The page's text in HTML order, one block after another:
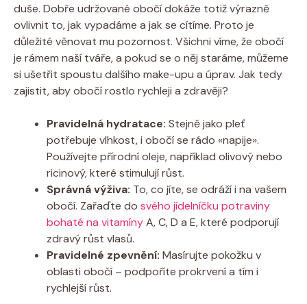
duše. Dobře udržované obočí dokáže totiž výrazně
ovlivnit to, jak vypadáme a jak se cítíme. Proto je
důležité věnovat mu pozornost. Všichni víme, že obočí
je rámem naší tváře, a pokud se o něj staráme, můžeme
si ušetřit spoustu dalšího make-upu a úprav. Jak tedy
zajistit, aby obočí rostlo rychleji a zdravěji?
Pravidelná hydratace: Stejně jako pleť
potřebuje vlhkost, i obočí se rádo «napije».
Používejte přírodní oleje, například olivový nebo
ricinový, které stimulují růst.
Správná výživa: To, co jíte, se odráží i na vašem
obočí. Zařaďte do svého jídelníčku potraviny
bohaté na vitamínyA, C, D a E, které podporují
zdravý růst vlasů.
Pravidelné zpevnění: Masírujte pokožku v
oblasti obočí – podpoříte prokrvení a tím i
rychlejší růst.